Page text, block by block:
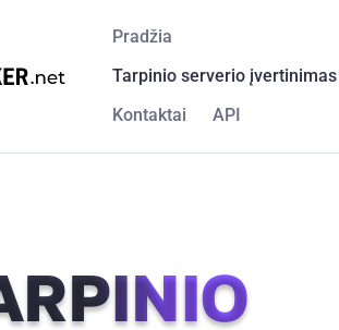
Pradžia
Tarpinio serverio įvertinimas
Kontaktai
API